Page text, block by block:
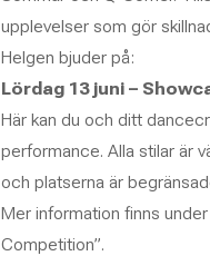
upplevelser som gör
Helgen bjuder på:
Lördag 13 juni –
Här kan du och ditt
performance. Alla stilar är
och platserna är
Mer information finns
Competition”.